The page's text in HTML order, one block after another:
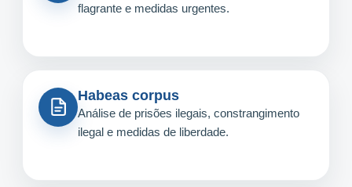
flagrante e medidas urgentes.
Habeas corpus
Análise de prisões ilegais, constrangimento
ilegal e medidas de liberdade.